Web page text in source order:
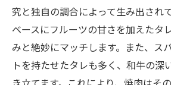
究と独自の調合によって生み出され
ベースにフルーツの甘さを加えたタ
みと絶妙にマッチします。また、ス
トを持たせたタレも多く、和牛の深